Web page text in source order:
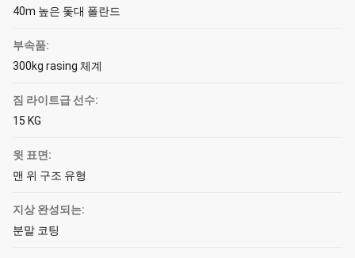
40m 높은 돛대 폴란드
부속품:
300kg rasing 체계
짐 라이트급 선수:
15 KG
윗 표면:
맨 위 구조 유형
지상 완성되는:
분말 코팅